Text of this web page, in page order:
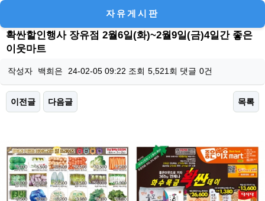
자유게시판
확싼할인행사 장유점 2월6일(화)~2월9일(금)4일간 좋은
이웃마트
작성자 백희은 24-02-05 09:22 조회 5,521회 댓글 0건
이전글 다음글 목록
본문